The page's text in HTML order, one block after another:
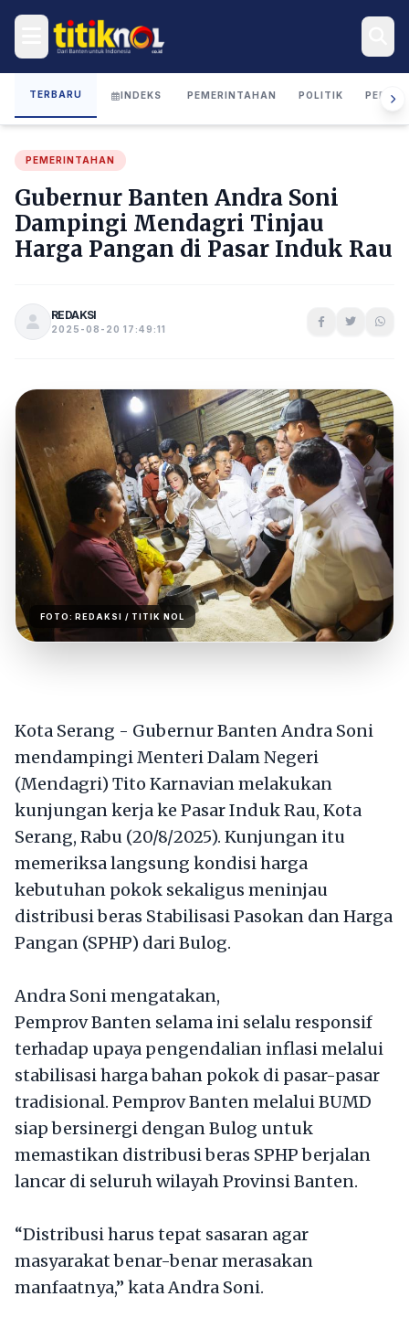
TERBARU INDEKS PEMERINTAHAN POLITIK
PEMERINTAHAN
Gubernur Banten Andra Soni
Dampingi Mendagri Tinjau
Harga Pangan di Pasar Induk Rau
REDAKSI
2025-08-20 17:49:11
FOTO:REDAKSI / TITIK NOL
Kota Serang - Gubernur Banten Andra Soni
mendampingi Menteri Dalam Negeri
(Mendagri) Tito Karnavian melakukan
kunjungan kerja ke Pasar Induk Rau, Kota
Serang, Rabu (20/8/2025). Kunjungan itu
memeriksa langsung kondisi harga
kebutuhan pokok sekaligus meninjau
distribusi beras Stabilisasi Pasokan dan Harga
Pangan (SPHP) dari Bulog.
Andra Soni mengatakan,
Pemprov Banten selama ini selalu responsif
terhadap upaya pengendalian inflasi melalui
stabilisasi harga bahan pokok di pasar-pasar
tradisional. Pemprov Banten melalui BUMD
siap bersinergi dengan Bulog untuk
memastikan distribusi beras SPHP berjalan
lancar di seluruh wilayah Provinsi Banten.
“Distribusi harus tepat sasaran agar
masyarakat benar-benar merasakan
manfaatnya,” kata Andra Soni.